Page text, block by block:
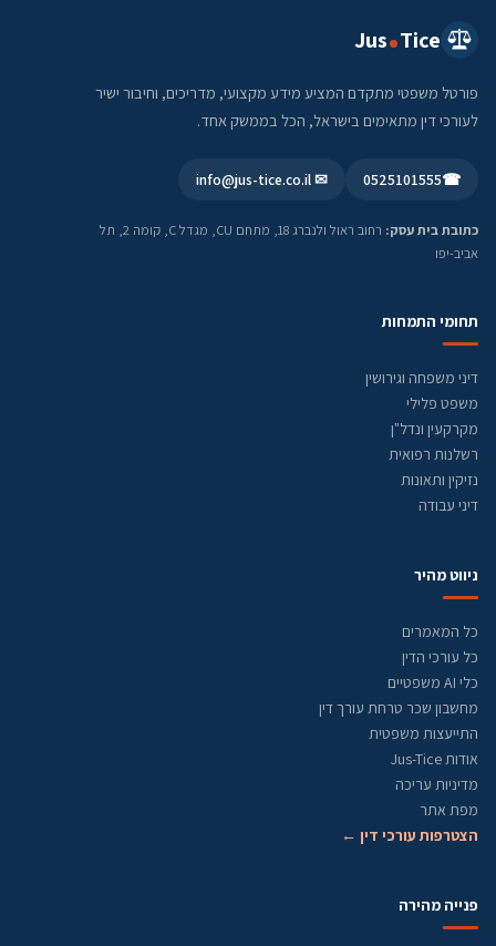
Jus Tice
פורטל משפטי מתקדם המציע מידע מקצועי, מדריכים, וחיבור ישיר
לעורכי דין מתאימים בישראל, הכל בממשק אחד.
☎
0525101555
✉ info@jus-tice.co.il
כתובת בית עסק:
רחוב ראול ולנברג 18, מתחם CU, מגדל C, קומה 2, תל
אביב-יפו
תחומי התמחות
דיני משפחה וגירושין
משפט פלילי
מקרקעין ונדל"ן
רשלנות רפואית
נזיקין ותאונות
דיני עבודה
ניווט מהיר
כל המאמרים
כל עורכי הדין
כלי AI משפטיים
מחשבון שכר טרחת עורך דין
התייעצות משפטית
אודות Jus-Tice
מדיניות עריכה
מפת אתר
הצטרפות עורכי דין ←
פנייה מהירה